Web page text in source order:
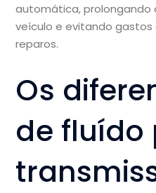
automática, prolongando
veículo e evitando
reparos.
Os
de fluído